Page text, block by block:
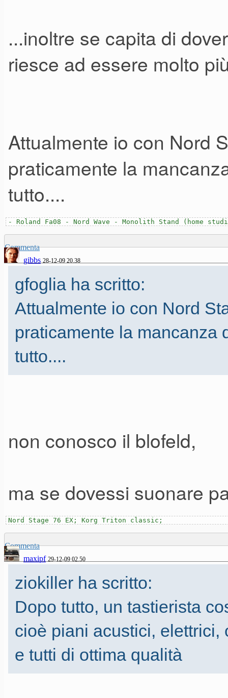
degli accordi col piano
monofonica. Per questo
come una SH-201.
quando ho messo insieme
nemmeno l'esigenza di
volta ho sentito la
ho semplicemente collegato
ho risolto.
La mancanza del pitch
assolutamente sentire sul
bending sul suono di un
che uno non voglia, come
...inoltre se capita di
riesce ad essere molto
Attualmente io con Nord
praticamente la
tutto....
- Roland Fa08 - Nord Wave - Monolith Stand (home
Commenta
gibbs 28-12-09 20.38
gfoglia ha scritto:
Attualmente io con Nord
praticamente la mancanza
tutto....
non conosco il blofeld,
ma se dovessi suonare
Nord Stage 76 EX; Korg Triton classic;
Commenta
maxipf 29-12-09 02.50
ziokiller ha scritto:
Dopo tutto, un tastierista
cioè piani acustici, elettrici,
e tutti di ottima qualità